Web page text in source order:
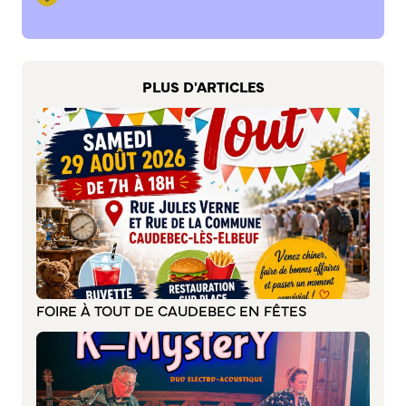
PLUS D'ARTICLES
FOIRE À TOUT DE CAUDEBEC EN FÊTES
S’abonner au mail d’information
Réseaux sociaux
La Métropole de Rouen Normandie
Le Département de la Seine-Maritime
La Région Normandie
Culture
Espace Bourvil
Médiathèque Boris Vian
Studio Gainsbourg
Boîtes à lire
Vie associative
Attribution de subventions